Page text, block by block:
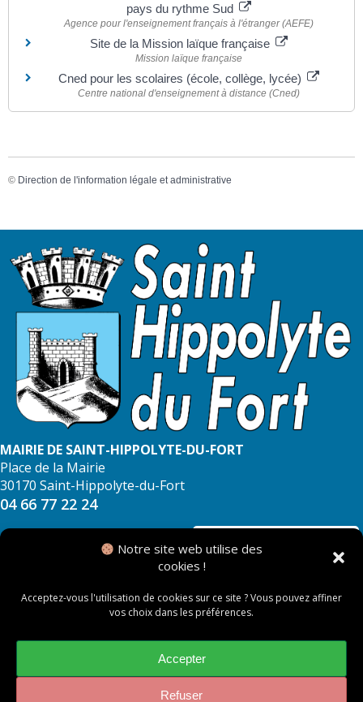
Notre site web utilise des
cookies !
Acceptez-vous l'utilisation de cookies sur ce site ? Vous pouvez affiner
vos choix dans les préférences.
Accepter
Refuser
pays du rythme Sud
Agence pour l'enseignement français à l'étranger (AEFE)
Site de la Mission laïque française
Mission laïque française
Cned pour les scolaires (école, collège, lycée)
Centre national d'enseignement à distance (Cned)
© Direction de l'information légale et administrative
MAIRIE DE SAINT-HIPPOLYTE-DU-FORT
Place de la Mairie
30170 Saint-Hippolyte-du-Fort
04 66 77 22 24
NOUS CONTACTER
Mentions légales
Politique des cookies